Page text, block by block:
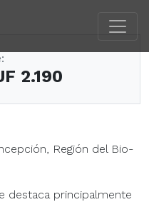
2.190
Región del Bio-
destaca principalmente